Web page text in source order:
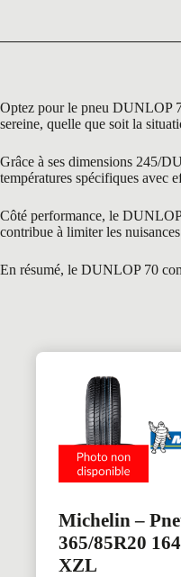
Optez pour le pneu DUNLOP
sereine, quelle que soit la
Grâce à ses dimensions 245/
températures spécifiques avec
Côté performance, le
contribue à limiter les
En résumé, le DUNLOP 70
Michelin –
365/85R20
XZL